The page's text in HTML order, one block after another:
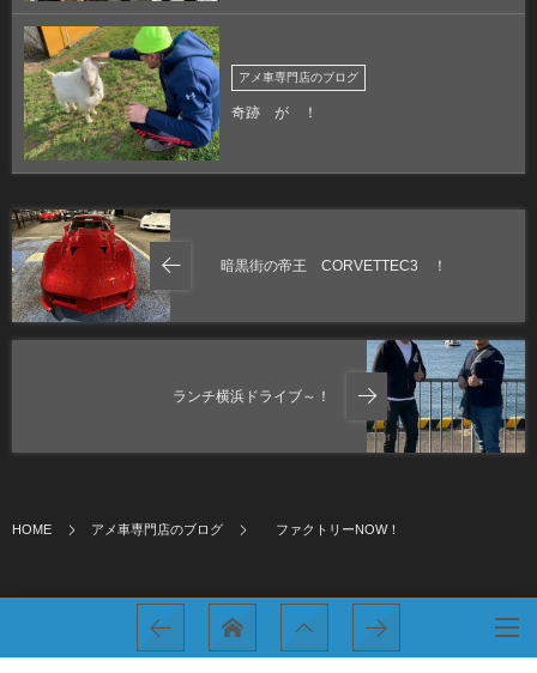
アメ車専門店のブログ
奇跡 が ！
暗黒街の帝王 CORVETTEC3 ！
ランチ横浜ドライブ～！
HOME アメ車専門店のブログ ファクトリーNOW！